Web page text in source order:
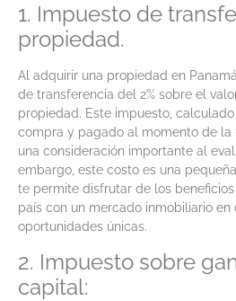
1. Impuesto de
propiedad.
Al adquirir una propiedad en
de transferencia del 2% sobre el
propiedad. Este impuesto,
compra y pagado al momento de la
una consideración importante al
embargo, este costo es una
te permite disfrutar de los
país con un mercado inmobiliario en
oportunidades únicas.
2. Impuesto sobre
capital: